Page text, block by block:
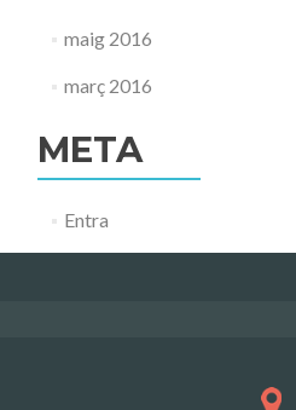
maig 2016
març 2016
META
Entra